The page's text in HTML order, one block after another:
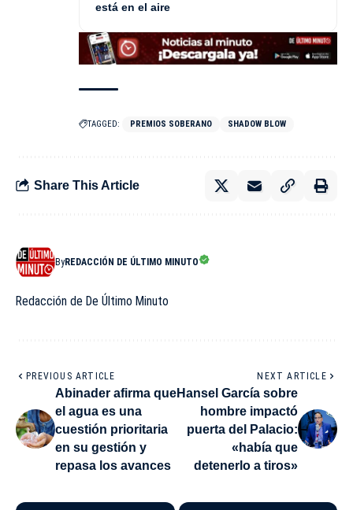
está en el aire
TAGGED: PREMIOS SOBERANO SHADOW BLOW
Share This Article
ByREDACCIÓN DE ÚLTIMO MINUTO
Redacción de De Último Minuto
PREVIOUS ARTICLE
Abinader afirma que
el agua es una
cuestión prioritaria
en su gestión y
repasa los avances
NEXT ARTICLE
Hansel García sobre
hombre impactó
puerta del Palacio:
«había que
detenerlo a tiros»